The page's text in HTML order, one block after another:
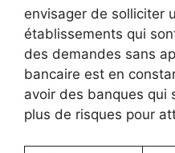
envisager de solliciter
établissements qui
des demandes sans
bancaire est en
avoir des banques qui
plus de risques pour